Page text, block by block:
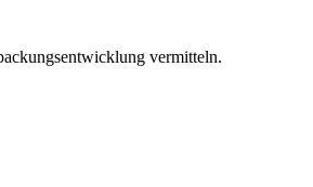
vermitteln.